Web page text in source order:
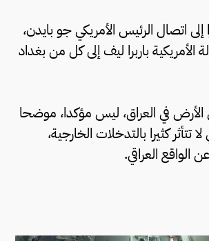
اتصال الرئيس الأمريكي جو بايدن،
الأمريكية باربرا ليف إلى كل من بغداد
الأرض في العراق، ليس مؤكدا، موضحا
كثيرا بالتدخلات الخارجية،
الواقع العراقي.